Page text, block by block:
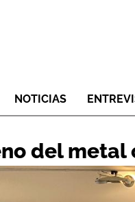
NOTICIAS
del metal